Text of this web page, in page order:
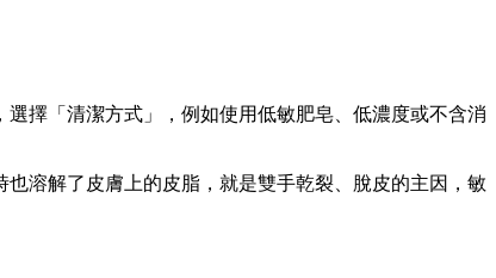
擇「清潔方式」，例如使用低敏肥皂、低濃度或不含消
溶解了皮膚上的皮脂，就是雙手乾裂、脫皮的主因，敏